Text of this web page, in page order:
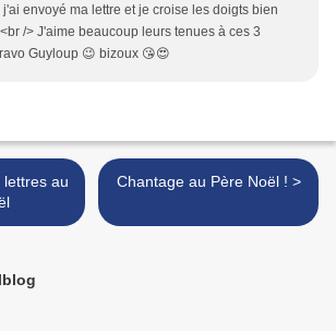
envoyé ma lettre et je croise les doigts bien
/> J'aime beaucoup leurs tenues à ces 3
Guyloup 😉 bizoux 😘😍
Chantage au Père Noël ! >